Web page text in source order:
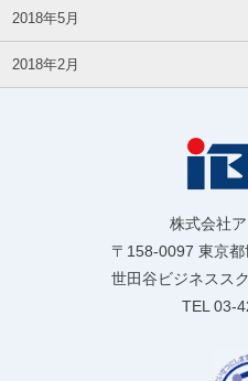
2018年5月
2018年2月
株式会社
〒158-0097 東京
世田谷ビジネス
TEL 03-